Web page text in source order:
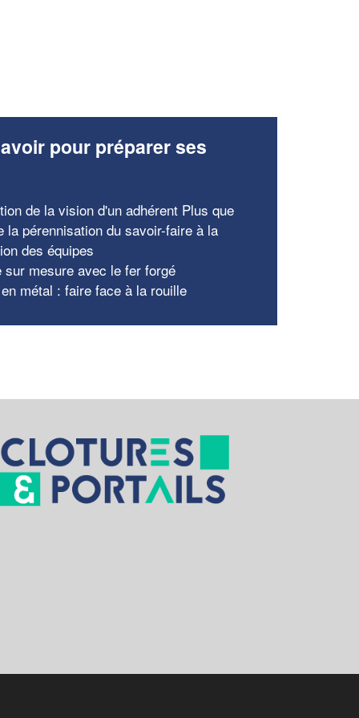
pour préparer ses
de la vision d'un adhérent Plus que
la pérennisation du savoir-faire à la
des équipes
sur mesure avec le fer forgé
métal : faire face à la rouille